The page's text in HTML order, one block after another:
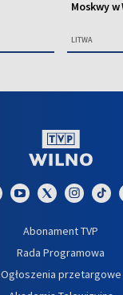
Moskwy w
LITWA
Abonament TVP
Rada Programowa
Ogłoszenia przetargowe